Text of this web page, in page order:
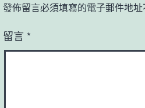
發佈留言必須填寫的電子郵件地址
留言 *